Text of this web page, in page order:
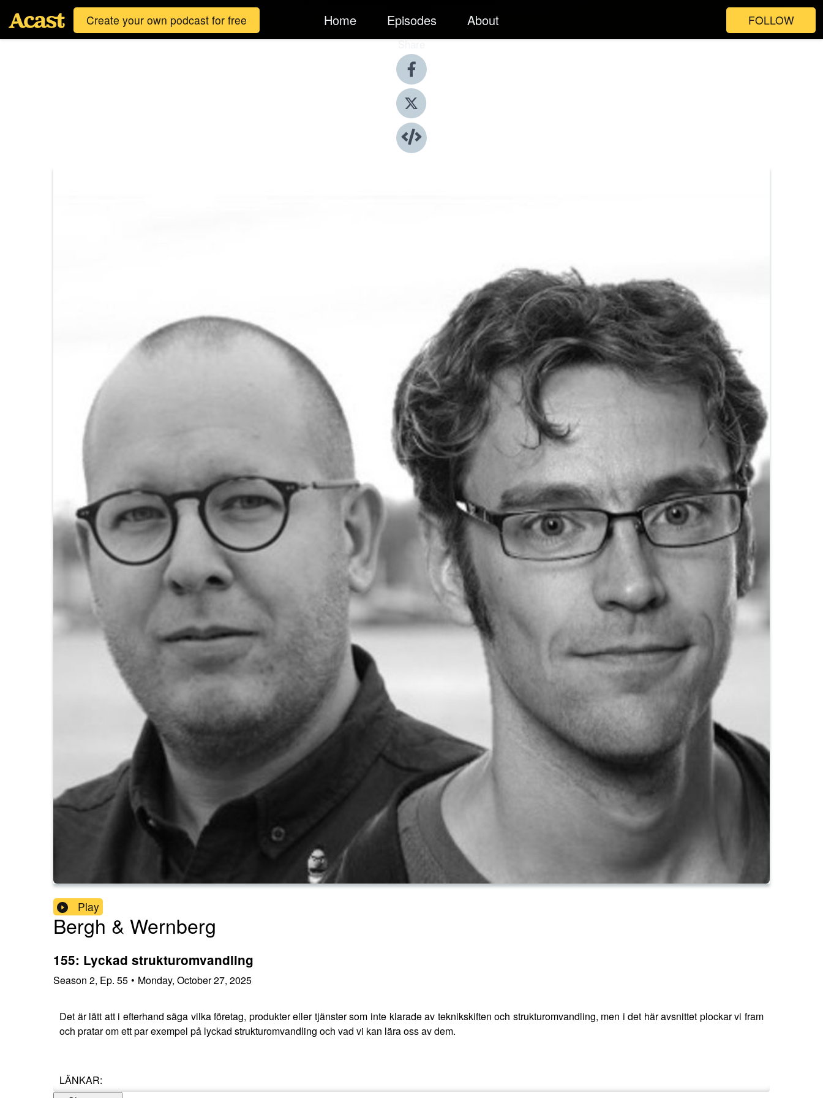
Create your own podcast for free Home Episodes About FOLLOW
Share
Play
Bergh & Wernberg
155: Lyckad strukturomvandling
Season 2, Ep. 55 • Monday, October 27, 2025
Det är lätt att i efterhand säga vilka företag, produkter eller tjänster som inte klarade av teknikskiften och strukturomvandling, men i det här avsnittet plockar vi fram
och pratar om ett par exempel på lyckad strukturomvandling och vad vi kan lära oss av dem.
LÄNKAR: